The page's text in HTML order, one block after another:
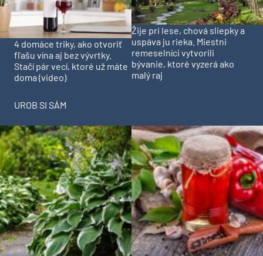
4 domáce triky, ako otvoriť
fľašu vína aj bez vývrtky.
Stačí pár vecí, ktoré už máte
doma (video)
Žije pri lese, chová sliepky a
uspáva ju rieka. Miestni
remeselníci vytvorili
bývanie, ktoré vyzerá ako
malý raj
UROB SI SÁM